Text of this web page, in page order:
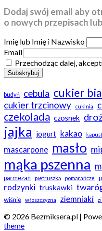
Dodaj swój email aby
o nowych przepisach
Imię lub Imię i Nazwisko
Email
Przechodząc dalej,
budyń cebula cukier
cukier trzcinowy cukinia
czekolada czosnek
jajka jogurt kakao
mascarpone masło
mąka pszenna
parmezan pietruszka pomarańcze
rodzynki truskawki
wiśnie włoszczyzna ziemniaki
© 2026 Bezmiksera.pl |
theme